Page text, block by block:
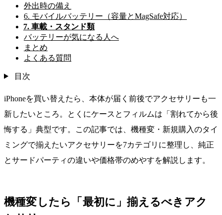
外出時の備え
6. モバイルバッテリー（容量とMagSafe対応）
7. 車載・スタンド類
バッテリーが気になる人へ
まとめ
よくある質問
目次
iPhoneを買い替えたら、本体が届く前後でアクセサリーも一
新したいところ。とくにケースとフィルムは「割れてから後
悔する」典型です。この記事では、機種変・新規購入のタイ
ミングで揃えたいアクセサリーを7カテゴリに整理し、純正
とサードパーティの違いや価格帯のめやすを解説します。
機種変したら「最初に」揃えるべきアク